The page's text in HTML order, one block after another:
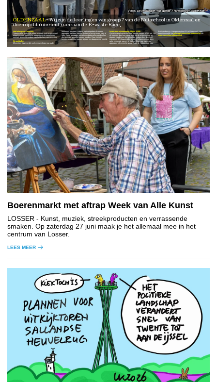
OLDENZAAL Wij zijn de leerlingen van groep 7 van de Nutsschool in Oldenzaal en
doen op dit moment mee aan de E-waste Race.
Het belang van recycling
Tijdens deze wedstrijd zetten scholen zich in om zoveel
mogelijk oude elektrische apparaten in te zamelen en
mensen bewust te maken van het belang van recycling.
Grondstoffen
Misschien liggen er bij veel mensen thuis nog oude
telefoons, opladers, kabels, toetsenborden of andere
apparaten met een stekker, batterij of accu in een kast of
lade. Deze apparaten bevatten waardevolle grondstoffen
die opnieuw gebruikt kunnen worden. Door ze in te
leveren, dragen we samen bij aan een duurzamere wereld.
Inzamelen tot woensdag 24 juni 17:00!
Onze inzamelingsactie loopt nog tot morgen 17.00 uur. Op
dit moment doen we volop mee om de overwinning, en
daarom zouden we het geweldig vinden als u deze wil
inleveren. We hopen dat u ons wilt helpen om van deze
actie een groot succes te maken! Daarvoor kun je de
apparaten inleveren bij groep 7 van de Nutsschool voor
Basisonderwijs, Hengelosestraat 31 in Oldenzaal. Voor
meer informatie zie jelsinga@nutsschool-oldenzaal.nl en
www.nutsschool-oldenzaal.nl/
De leerlingen van groep 7 Nutsschool Oldenzaal
Boerenmarkt met aftrap Week van Alle Kunst
LOSSER - Kunst, muziek, streekproducten en verrassende
smaken. Op zaterdag 27 juni maak je het allemaal mee in het
centrum van Losser.
LEES MEER